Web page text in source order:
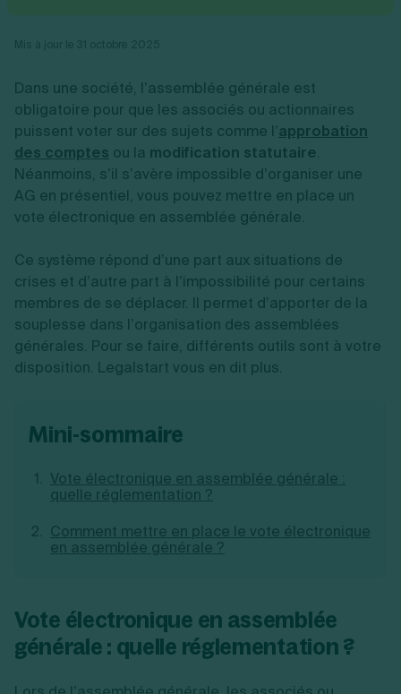
Transport
Autres
Ressources
Simulateur de choix de forme juridique
Calcul de charges sociales
Estimation du coût de création
Vérification de la disponibilité du nom d'entreprise
Générateur de mentions légales
Création d'entreprise
Gérer son entreprise
Gestion comptable
Approbation des comptes
Dépôt de marque
Recherche d'antériorité
Protection des créations
Confidentialité de l'adresse du dirigeant
Radiation auto entrepreneur
Mise en sommeil
Dissolution-liquidation
Dépôt de bilan
Conseil/finance
Vente en ligne
Services aux entreprises
Construction/travaux
Restauration
Commerce
Transport
Autres
Logiciel de facturation
Logiciel de comptabilité
Gestion des achats
Gestion de la trésorerie
Bilans et déclarations fiscales
Je suis autonome
comptable LS Compta
Fiches SCI
Fiches auto-entrepreneur
Fiches association
Toutes les fiches sur la création
Autres démarches
Gestion d’entreprise
Fermeture d’entreprise
Recouvrement de factures
Gérer ses salariés
Sélection de fiches pratiques
Ouvrir sa société
Création d'entreprise
Création de micro-entreprise
Création de SASU
Création de SAS
Création de SCI
Aides à la création d’entreprise
Ouverture compte pro
Création d'entreprise
Dans une société, l’assemblée générale est
obligatoire pour que les associés ou actionnaires
puissent voter sur des sujets comme l’approbation
des comptes ou la modification statutaire.
Néanmoins, s’il s’avère impossible d’organiser une
AG en présentiel, vous pouvez mettre en place un
vote électronique en assemblée générale.
Ce système répond d’une part aux situations de
crises et d’autre part à l’impossibilité pour certains
membres de se déplacer. Il permet d’apporter de la
souplesse dans l’organisation des assemblées
générales. Pour se faire, différents outils sont à votre
disposition. Legalstart vous en dit plus.
mini-sommaire
Vote électronique en assemblée générale :
quelle réglementation ?
Comment mettre en place le vote électronique
en assemblée générale ?
Vote électronique en assemblée
générale : quelle réglementation ?